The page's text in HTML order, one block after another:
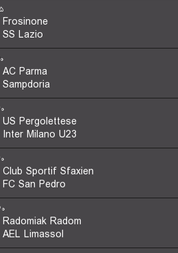
Frosinone
SS Lazio
AC Parma
Sampdoria
US Pergolettese
Inter Milano U23
Club Sportif Sfaxien
FC San Pedro
Radomiak Radom
AEL Limassol